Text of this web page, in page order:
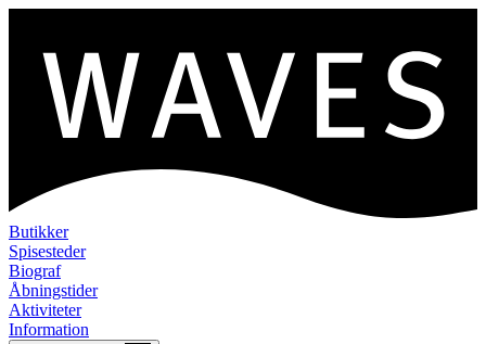
Butikker
Spisesteder
Biograf
Åbningstider
Aktiviteter
Information